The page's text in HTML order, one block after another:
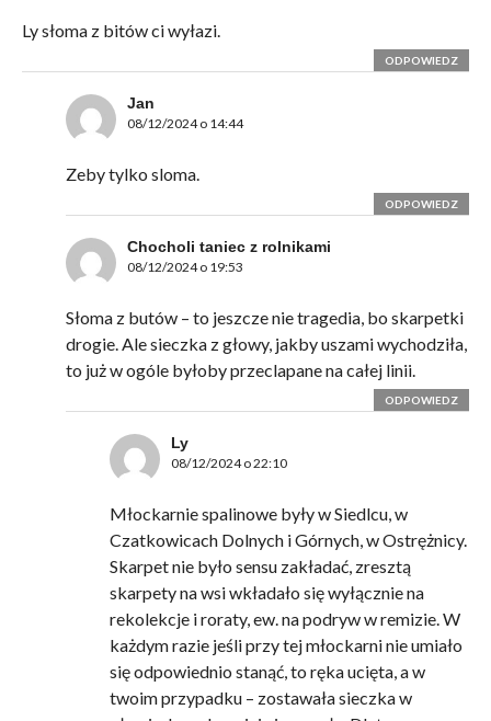
Ly słoma z bitów ci wyłazi.
ODPOWIEDZ
Jan
08/12/2024 o 14:44
Zeby tylko sloma.
ODPOWIEDZ
Chocholi taniec z rolnikami
08/12/2024 o 19:53
Słoma z butów – to jeszcze nie tragedia, bo skarpetki
drogie. Ale sieczka z głowy, jakby uszami wychodziła,
to już w ogóle byłoby przeclapane na całej linii.
ODPOWIEDZ
Ly
08/12/2024 o 22:10
Młockarnie spalinowe były w Siedlcu, w
Czatkowicach Dolnych i Górnych, w Ostrężnicy.
Skarpet nie było sensu zakładać, zresztą
skarpety na wsi wkładało się wyłącznie na
rekolekcje i roraty, ew. na podryw w remizie. W
każdym razie jeśli przy tej młockarni nie umiało
się odpowiednio stanąć, to ręka ucięta, a w
twoim przypadku – zostawała sieczka w